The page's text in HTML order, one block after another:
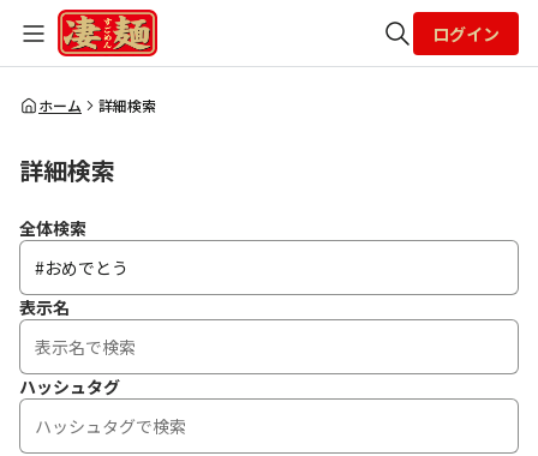
全体検索
ログイン
ホーム 詳細検索
詳細検索
全体検索
表示名
ハッシュタグ